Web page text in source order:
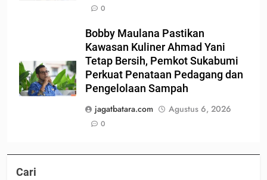
0
Bobby Maulana Pastikan
Kawasan Kuliner Ahmad Yani
Tetap Bersih, Pemkot Sukabumi
Perkuat Penataan Pedagang dan
Pengelolaan Sampah
jagatbatara.com
Agustus 6, 2026
0
Cari